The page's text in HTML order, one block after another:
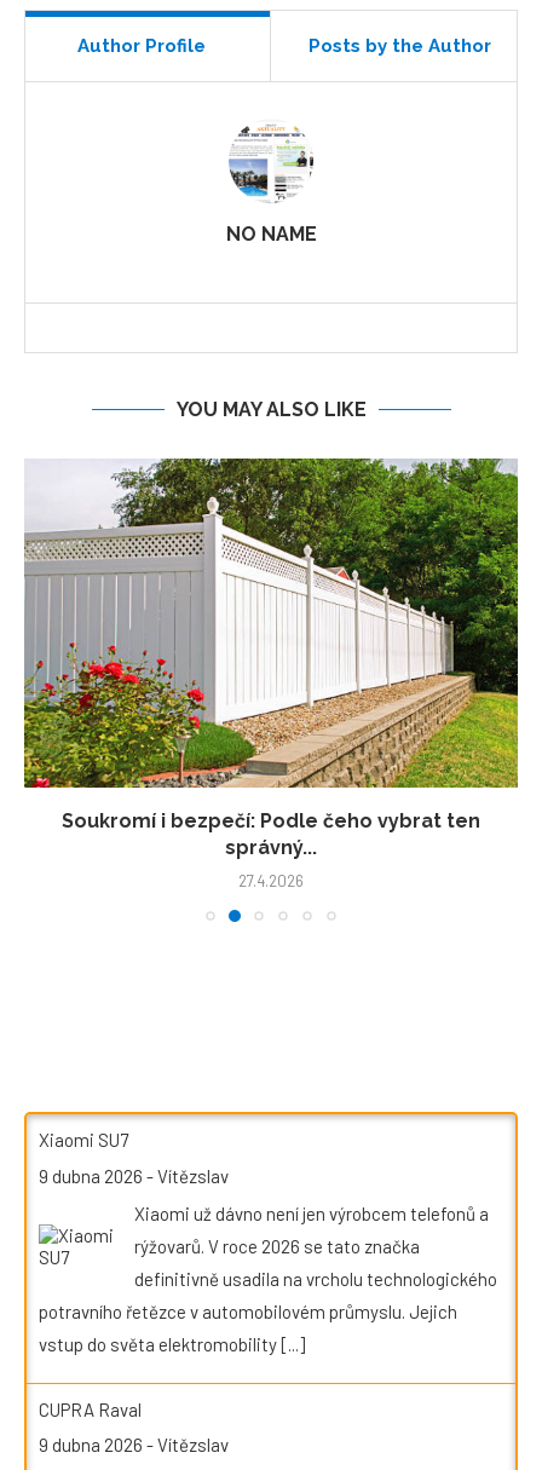
Author Profile Posts by the Author
NO NAME
YOU MAY ALSO LIKE
Soukromí i bezpečí: Podle čeho vybrat ten
správný...
27.4.2026
Xiaomi SU7
9 dubna 2026 -Vítězslav
Xiaomi už dávno není jen výrobcem telefonů a
rýžovarů. V roce 2026 se tato značka
definitivně usadila na vrcholu technologického
potravního řetězce v automobilovém průmyslu. Jejich
vstup do světa elektromobility[...]
CUPRA Raval
9 dubna 2026 -Vítězslav